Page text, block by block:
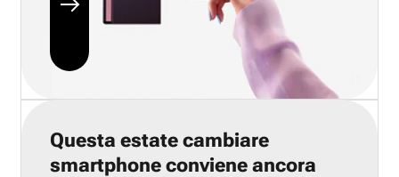
Questa estate cambiare
smartphone conviene ancora